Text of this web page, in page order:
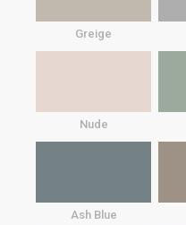
Greige
Nude
Ash Blue